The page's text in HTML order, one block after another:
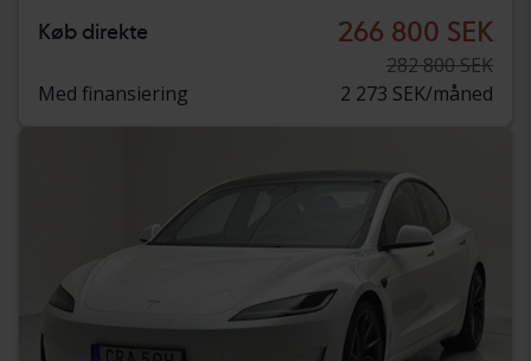
Køb direkte 266 800 SEK
282 800 SEK
Med finansiering
2 273 SEK/måned